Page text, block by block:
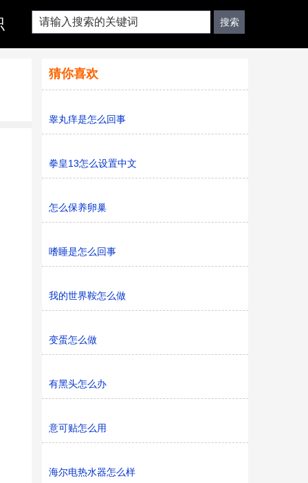
猜你喜欢
睾丸痒是怎么回事
拳皇13怎么设置中文
怎么保养卵巢
嗜睡是怎么回事
我的世界鞍怎么做
变蛋怎么做
有黑头怎么办
意可贴怎么用
海尔电热水器怎么样